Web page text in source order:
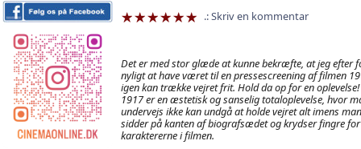
Skriv en kommentar
Det er med stor glæde at kunne bekræfte, at jeg efter
nyligt at have været til en pressescreening af filmen
igen kan trække vejret frit. Hold da op for en oplevelse!
1917 er en æstetisk og sanselig totaloplevelse, hvor
undervejs ikke kan undgå at holde vejret alt imens man
sidder på kanten af biografsædet og krydser fingre for
karaktererne i filmen.